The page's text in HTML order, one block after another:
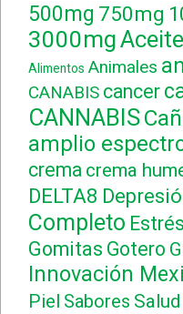
500mg 750mg
3000mg
Alimentos Animales
CANABIS cancer
CANNABIS
amplio
crema crema
DELTA8
Completo Estrés
Gomitas Gotero
Innovación
Piel Sabores Salud